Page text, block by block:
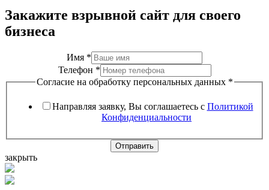
Закажите взрывной сайт для своего
бизнеса
Имя *
Телефон *
Согласие на обработку персональных данных *
Направляя заявку, Вы соглашаетесь с Политикой
Конфиденциальности
Отправить
закрыть